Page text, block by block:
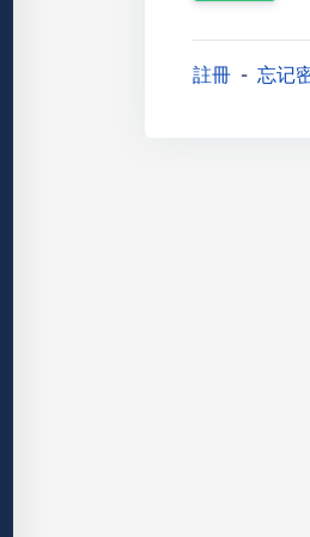
註冊 忘记